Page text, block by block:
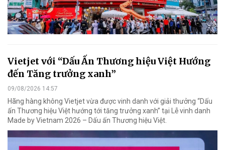
Vietjet với “Dấu Ấn Thương hiệu Việt Hướng
đến Tăng trưởng xanh”
09/08/2026 14:57
Hãng hàng không Vietjet vừa được vinh danh với giải thưởng “Dấu
ấn Thương hiệu Việt hướng tới tăng trưởng xanh” tại Lễ vinh danh
Made by Vietnam 2026 – Dấu ấn Thương hiệu Việt.